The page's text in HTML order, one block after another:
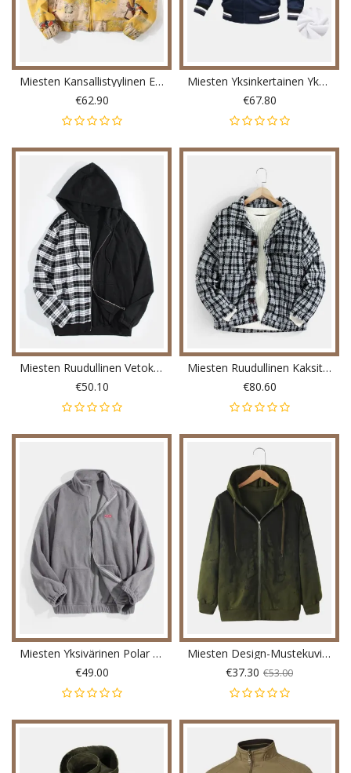
Miesten Kansallistyylinen Elementti Joustava Helma Vetoketju Rento Mokkanahkatakki
€62.90
Miesten Yksinkertainen Yksivärinen Lämmin Pehmovuorattu Takki Taskulla
€67.80
Miesten Ruudullinen Vetoketjullinen Pitkähihainen Hupullinen Takki Taskulla
€50.10
Miesten Ruudullinen Kaksitaskuinen Villainen Paksu Nappikanneke Rento Takki
€80.60
Miesten Yksivärinen Polar Fleece Drop Olkatakki Taskulla
€49.00
Miesten Design-Mustekuvioinen Vetoketjullinen Hupparitakki Jossa Sivutasku
€37.30 €53.00